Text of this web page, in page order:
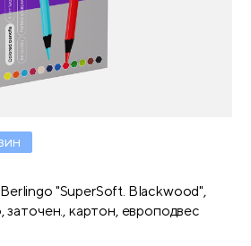
"SuperSoft. Blackwood",
заточен., картон, европодвес